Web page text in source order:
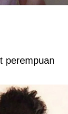
perempuan